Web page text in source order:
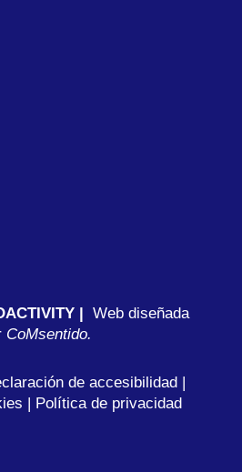
| Web diseñada
CoMsentido.
de accesibilidad|
| Política de privacidad